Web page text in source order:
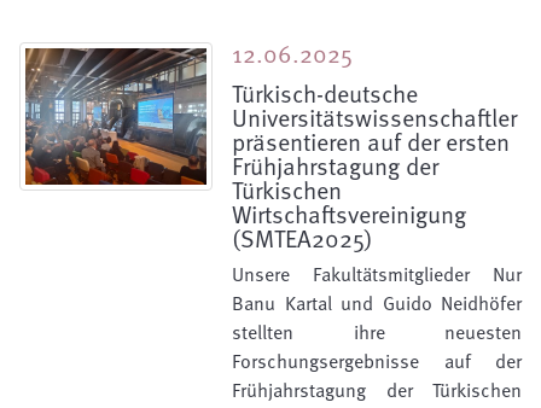
12.06.2025
Türkisch-deutsche
Universitätswissenschaftler
präsentieren auf der ersten
Frühjahrstagung der
Türkischen
Wirtschaftsvereinigung
(SMTEA2025)
Unsere Fakultätsmitglieder Nur
Banu Kartal und Guido Neidhöfer
stellten ihre neuesten
Forschungsergebnisse auf der
Frühjahrstagung der Türkischen